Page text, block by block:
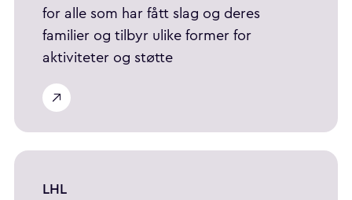
for alle som har fått slag og deres
familier og tilbyr ulike former for
aktiviteter og støtte
LHL